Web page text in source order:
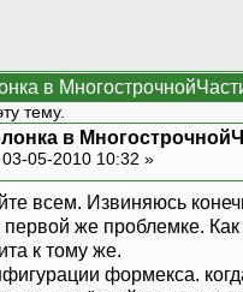
в
тему.
в
03-05-2010 10:32 »
всем. Извиняюсь
первой же проблемке.
к тому же.
формекса.